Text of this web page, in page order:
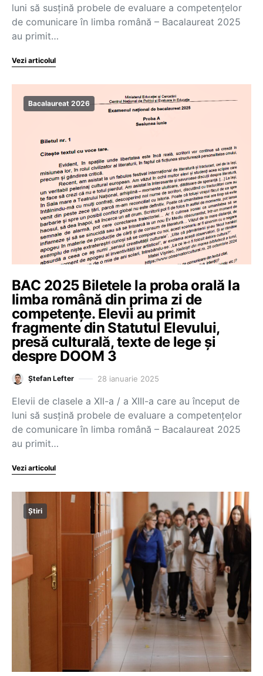
luni să susțină probele de evaluare a competențelor
de comunicare în limba română – Bacalaureat 2025
au primit…
Vezi articolul
Bacalaureat 2026
BAC 2025 Biletele la proba orală la
limba română din prima zi de
competențe. Elevii au primit
fragmente din Statutul Elevului,
presă culturală, texte de lege și
despre DOOM 3
Ștefan Lefter 28 ianuarie 2025
Elevii de clasele a XII-a / a XIII-a care au început de
luni să susțină probele de evaluare a competențelor
de comunicare în limba română – Bacalaureat 2025
au primit…
Vezi articolul
Știri